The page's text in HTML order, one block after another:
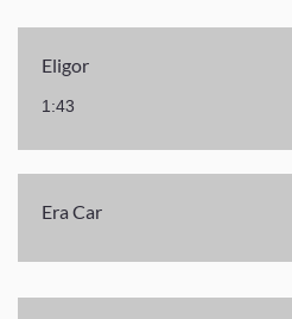
Eligor
1:43
Era Car